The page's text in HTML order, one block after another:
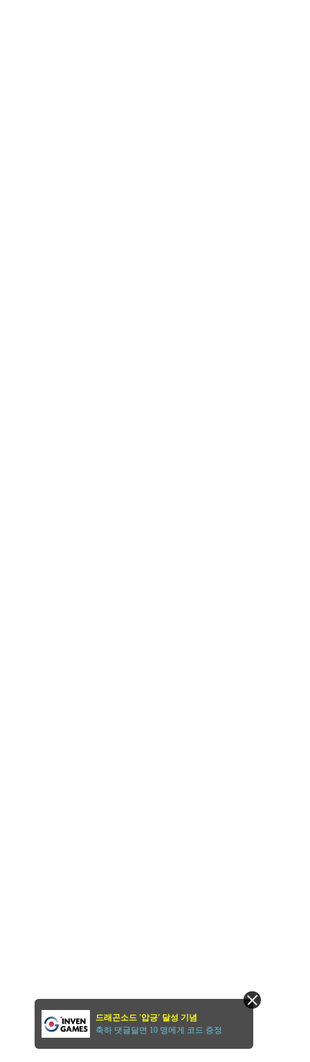
드래곤소드 '압긍' 달성 기념
축하 댓글달면 10 명에게 코드 증정